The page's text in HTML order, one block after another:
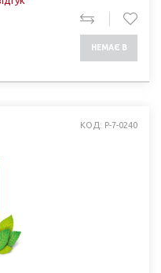
НЕМАЄ В
КОД: P-7-0240